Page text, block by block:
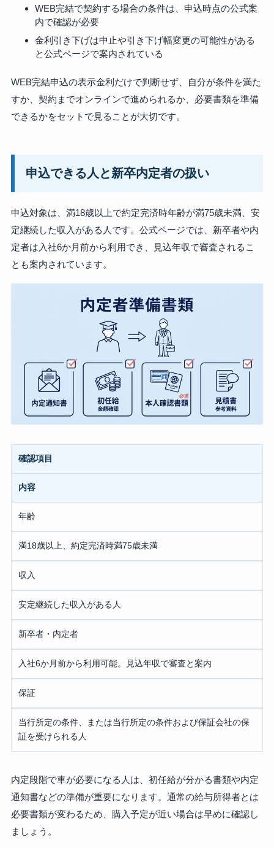
WEB完結で契約する場合の条件は、申込時点の公式案
内で確認が必要
金利引き下げは中止や引き下げ幅変更の可能性がある
と公式ページで案内されている
WEB完結申込の表示金利だけで判断せず、自分が条件を満た
すか、契約までオンラインで進められるか、必要書類を準備
できるかをセットで見ることが大切です。
申込できる人と新卒内定者の扱い
申込対象は、満18歳以上で約定完済時年齢が満75歳未満、安
定継続した収入がある人です。公式ページでは、新卒者や内
定者は入社6か月前から利用でき、見込年収で審査されるこ
とも案内されています。
確認項目
内容
年齢
満18歳以上、約定完済時満75歳未満
収入
安定継続した収入がある人
新卒者・内定者
入社6か月前から利用可能。見込年収で審査と案内
保証
当行所定の条件、または当行所定の条件および保証会社の保
証を受けられる人
内定段階で車が必要になる人は、初任給が分かる書類や内定
通知書などの準備が重要になります。通常の給与所得者とは
必要書類が変わるため、購入予定が近い場合は早めに確認し
ましょう。